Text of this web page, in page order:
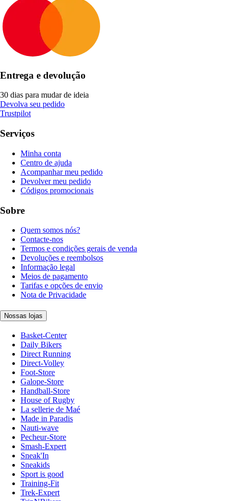
Entrega e devolução
30 dias para mudar de ideia
Devolva seu pedido
Trustpilot
Serviços
Minha conta
Centro de ajuda
Acompanhar meu pedido
Devolver meu pedido
Códigos promocionais
Sobre
Quem somos nós?
Contacte-nos
Termos e condições gerais de venda
Devoluções e reembolsos
Informação legal
Meios de pagamento
Tarifas e opções de envio
Nota de Privacidade
Nossas lojas
Basket-Center
Daily Bikers
Direct Running
Direct-Volley
Foot-Store
Galope-Store
Handball-Store
House of Rugby
La sellerie de Maé
Made in Paradis
Nauti-wave
Pecheur-Store
Smash-Expert
Sneak'In
Sneakids
Sport is good
Training-Fit
Trek-Expert